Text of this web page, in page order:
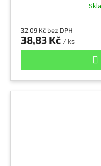
32,09 Kč bez DPH
38,83 Kč / ks